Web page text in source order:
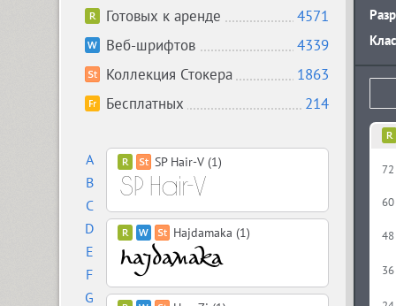
Готовых к аренде
4571
Веб-шрифтов
4339
Коллекция Стокера
1863
Бесплатных
214
A
B
C
D
E
F
G
SP Hair-V (1)
Hajdamaka (1)